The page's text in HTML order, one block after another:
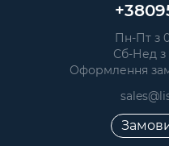
Пн-Пт з
Сб-Нед з
Оформлення